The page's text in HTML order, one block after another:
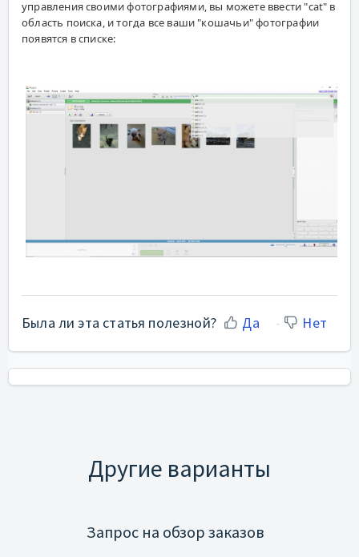
управления своими фотографиями, вы можете ввести "cat" в
область поиска, и тогда все ваши "кошачьи" фотографии
появятся в списке:
Была ли эта статья полезной? Да Нет
Другие варианты
Запрос на обзор заказов